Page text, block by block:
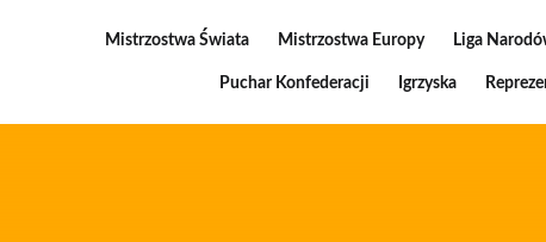
Mistrzostwa Świata Mistrzostwa Europy Liga
Puchar Konfederacji Igrzyska